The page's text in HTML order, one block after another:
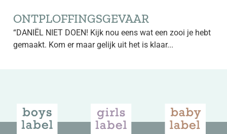
ONTPLOFFINGSGEVAAR
“DANIËL NIET DOEN! Kijk nou eens wat een zooi je hebt
gemaakt. Kom er maar gelijk uit het is klaar...